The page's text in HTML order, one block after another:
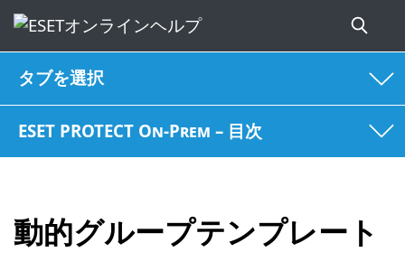
タブを選択
ESET PROTECT On-Prem – 目次
動的グループテンプレート